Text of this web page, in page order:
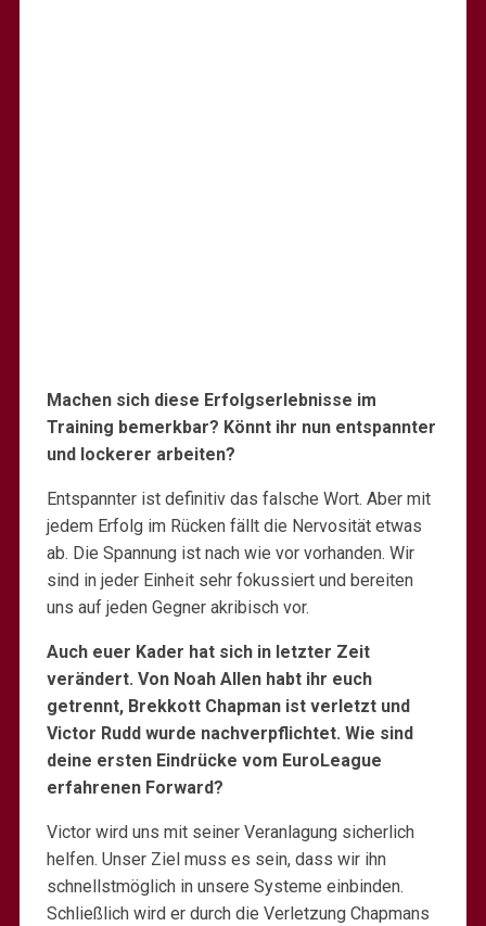
Machen sich diese Erfolgserlebnisse im
Training bemerkbar? Könnt ihr nun entspannter
und lockerer arbeiten?
Entspannter ist definitiv das falsche Wort. Aber mit
jedem Erfolg im Rücken fällt die Nervosität etwas
ab. Die Spannung ist nach wie vor vorhanden. Wir
sind in jeder Einheit sehr fokussiert und bereiten
uns auf jeden Gegner akribisch vor.
Auch euer Kader hat sich in letzter Zeit
verändert. Von Noah Allen habt ihr euch
getrennt, Brekkott Chapman ist verletzt und
Victor Rudd wurde nachverpflichtet. Wie sind
deine ersten Eindrücke vom EuroLeague
erfahrenen Forward?
Victor wird uns mit seiner Veranlagung sicherlich
helfen. Unser Ziel muss es sein, dass wir ihn
schnellstmöglich in unsere Systeme einbinden.
Schließlich wird er durch die Verletzung Chapmans